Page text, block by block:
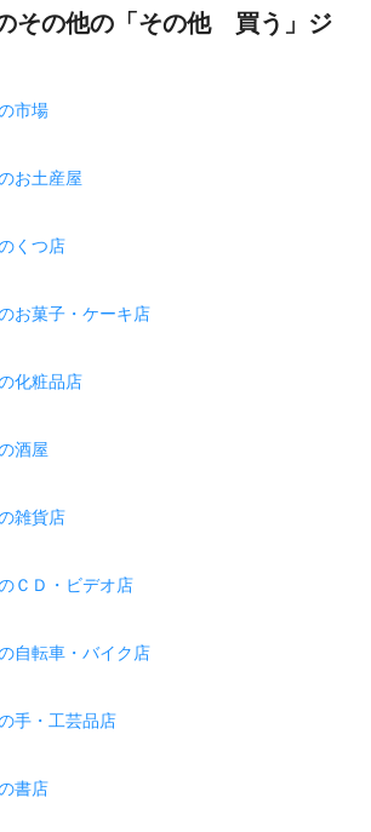
その他の「その他 買う」ジ
市場
お土産屋
くつ店
お菓子・ケーキ店
化粧品店
酒屋
雑貨店
ＣＤ・ビデオ店
自転車・バイク店
手・工芸品店
書店